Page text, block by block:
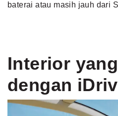
baterai atau masih jauh dari
Interior
dengan